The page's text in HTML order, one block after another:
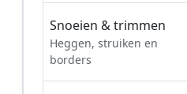
Snoeien & trimmen
Heggen, struiken en
borders